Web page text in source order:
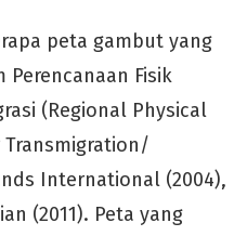
peta gambut yang
Fisik
(Regional Physical
International (2004),
(2011). Peta yang